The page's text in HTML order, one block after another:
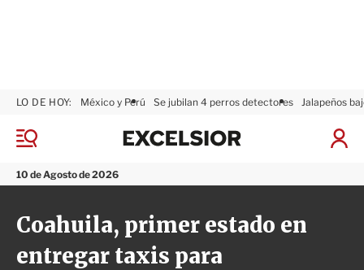
M
n
ú
10 de Agosto de 2026
LO DE HOY: México y Perú Se jubilan 4 perros detectores Jalapeños
I
x
l
i
o
Coahuila, primer estado en
entregar taxis para